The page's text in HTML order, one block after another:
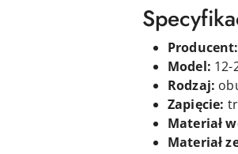
Producent:
Model: 12-
Rodzaj:
Zapięcie: t
Materiał
Materiał